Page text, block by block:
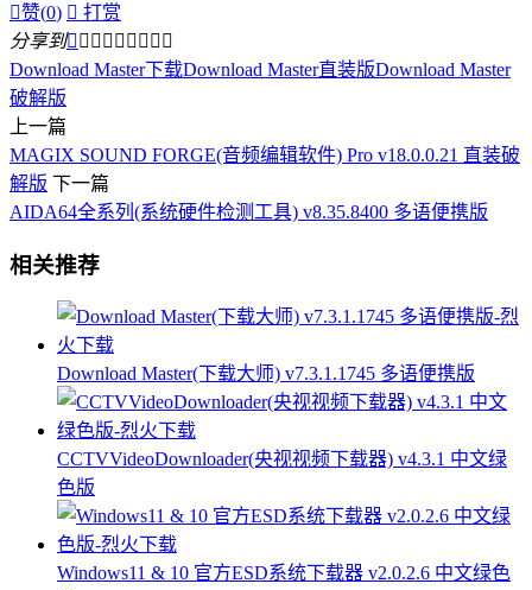
赞(0)  打赏
分享到        
Download Master下载Download Master直装版Download Master
破解版
上一篇
MAGIX SOUND FORGE(音频编辑软件) Pro v18.0.0.21 直装破
解版 下一篇
AIDA64全系列(系统硬件检测工具) v8.35.8400 多语便携版
相关推荐
Download Master(下载大师) v7.3.1.1745 多语便携版
CCTVVideoDownloader(央视视频下载器) v4.3.1 中文绿
色版
Windows11 & 10 官方ESD系统下载器 v2.0.2.6 中文绿色